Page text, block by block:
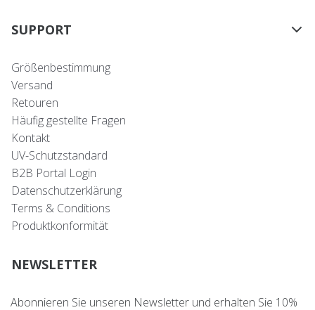
SUPPORT
Größenbestimmung
Versand
Retouren
Häufig gestellte Fragen
Kontakt
UV-Schutzstandard
B2B Portal Login
Datenschutzerklärung
Terms & Conditions
Produktkonformität
NEWSLETTER
Abonnieren Sie unseren Newsletter und erhalten Sie 10%